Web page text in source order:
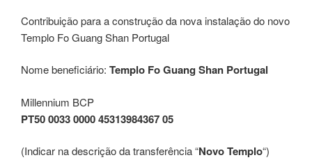
Contribuição para a construção da nova instalação do novo
Templo Fo Guang Shan Portugal
Nome beneficiário: Templo Fo Guang Shan Portugal
Millennium BCP
PT50 0033 0000 45313984367 05
(Indicar na descrição da transferência “Novo Templo“)